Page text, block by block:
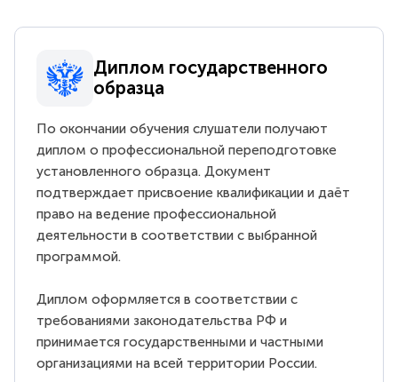
Диплом государственного
образца
По окончании обучения слушатели получают
диплом о профессиональной переподготовке
установленного образца. Документ
подтверждает присвоение квалификации и даёт
право на ведение профессиональной
деятельности в соответствии с выбранной
программой.
Диплом оформляется в соответствии с
требованиями законодательства РФ и
принимается государственными и частными
организациями на всей территории России.